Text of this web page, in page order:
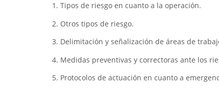
1. Tipos de riesgo en cuanto a la operación.
2. Otros tipos de riesgo.
3. Delimitación y señalización de áreas de
4. Medidas preventivas y correctoras ante los
5. Protocolos de actuación en cuanto a